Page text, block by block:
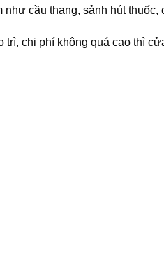
cầu thang, sảnh hút thuốc,
chi phí không quá cao thì